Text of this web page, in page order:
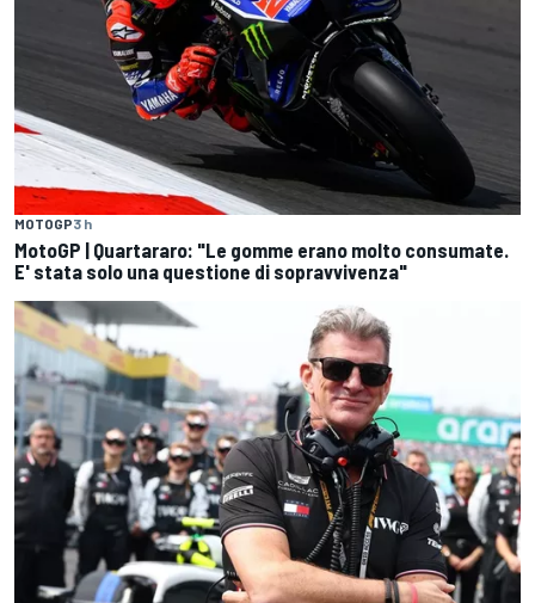
MOTOGP3 h
MotoGP | Quartararo: "Le gomme erano molto consumate.
E' stata solo una questione di sopravvivenza"